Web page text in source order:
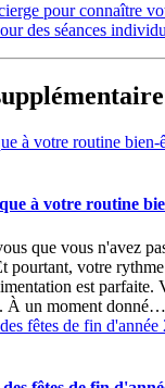
pour connaître
des séances
à votre routine bien-
à votre routine
que vous n'avez
pourtant, votre
est parfaite.
À un moment
fêtes de fin d'année